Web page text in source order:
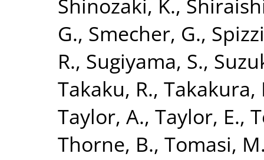
Shinozaki, K.,
G., Smecher, G.,
R., Sugiyama, S.,
Takaku, R., Takakura,
Taylor, A., Taylor, E.,
Thorne, B., Tomasi,